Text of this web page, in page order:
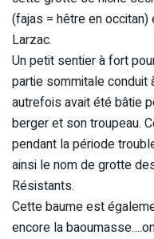
(fajas = hêtre en
Larzac.
Un petit sentier à fort
partie sommitale conduit
autrefois avait été bâtie
berger et son troupeau.
pendant la période
ainsi le nom de grotte
Résistants.
Cette baume est
encore la